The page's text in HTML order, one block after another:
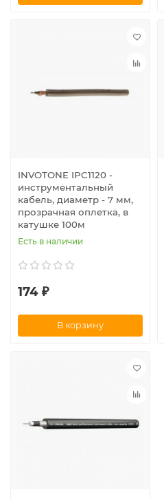
INVOTONE IPC1120 -
инструментальный
кабель, диаметр - 7 мм,
прозрачная оплетка, в
катушке 100м
Есть в наличии
174 ₽
В корзину